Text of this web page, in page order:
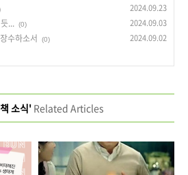
2024.09.23
... (0) 2024.09.03
수하소서 (0) 2024.09.02
소식'Related Articles